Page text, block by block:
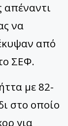
απέναντι
να
από
ΣΕΦ.
με 82-
στο οποίο
για